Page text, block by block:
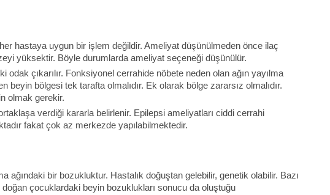
hastaya uygun bir işlem değildir. Ameliyat düşünülmeden önce ilaç
yüksektir. Böyle durumlarda ameliyat seçeneği düşünülür.
çıkarılır. Fonksiyonel cerrahide nöbete neden olan ağın yayılma
bölgesi tek tarafta olmalıdır. Ek olarak bölge zararsız olmalıdır.
olmak gerekir.
verdiği kararla belirlenir. Epilepsi ameliyatları ciddi cerrahi
fakat çok az merkezde yapılabilmektedir.
bir bozukluktur. Hastalık doğuştan gelebilir, genetik olabilir. Bazı
çocuklardaki beyin bozuklukları sonucu da oluştuğu